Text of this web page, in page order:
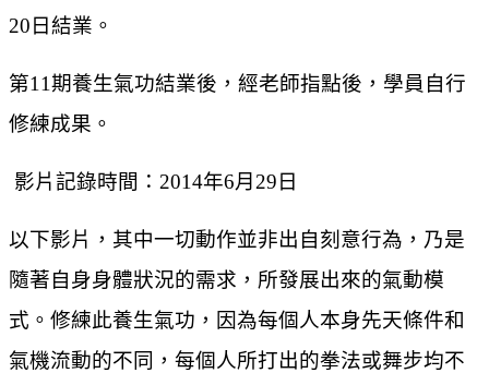
20日結業。
第11期養生氣功結業後，經老師指點後，學員自行
修練成果。
影片記錄時間：2014年6月29日
以下影片，其中一切動作並非出自刻意行為，乃是
隨著自身身體狀況的需求，所發展出來的氣動模
式。修練此養生氣功，因為每個人本身先天條件和
氣機流動的不同，每個人所打出的拳法或舞步均不